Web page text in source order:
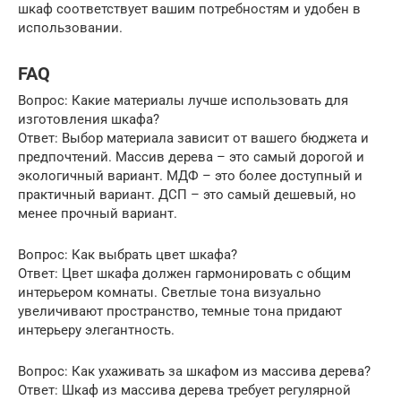
шкаф соответствует вашим потребностям и удобен в
использовании.
FAQ
Вопрос: Какие материалы лучше использовать для
изготовления шкафа?
Ответ: Выбор материала зависит от вашего бюджета и
предпочтений. Массив дерева – это самый дорогой и
экологичный вариант. МДФ – это более доступный и
практичный вариант. ДСП – это самый дешевый, но
менее прочный вариант.
Вопрос: Как выбрать цвет шкафа?
Ответ: Цвет шкафа должен гармонировать с общим
интерьером комнаты. Светлые тона визуально
увеличивают пространство, темные тона придают
интерьеру элегантность.
Вопрос: Как ухаживать за шкафом из массива дерева?
Ответ: Шкаф из массива дерева требует регулярной